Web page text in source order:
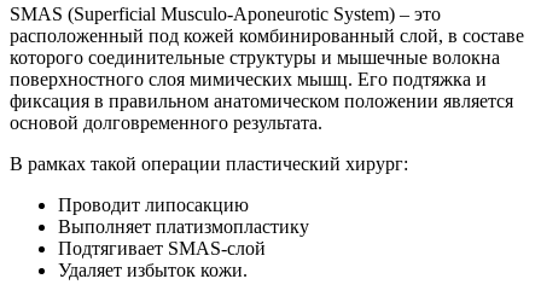
SMAS (Superficial Musculo-Aponeurotic System) – это
расположенный под кожей комбинированный слой, в составе
которого соединительные структуры и мышечные волокна
поверхностного слоя мимических мышц. Его подтяжка и
фиксация в правильном анатомическом положении является
основой долговременного результата.
В рамках такой операции пластический хирург:
Проводит липосакцию
Выполняет платизмопластику
Подтягивает SMAS-слой
Удаляет избыток кожи.